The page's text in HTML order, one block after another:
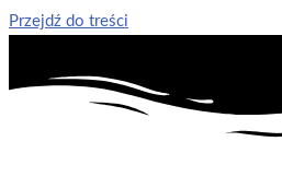
Przejdź do treści